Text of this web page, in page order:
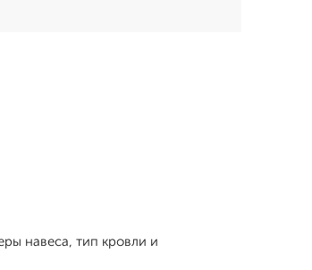
навеса, тип кровли и